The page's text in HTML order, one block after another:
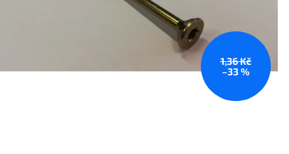
1,36 Kč
–33 %